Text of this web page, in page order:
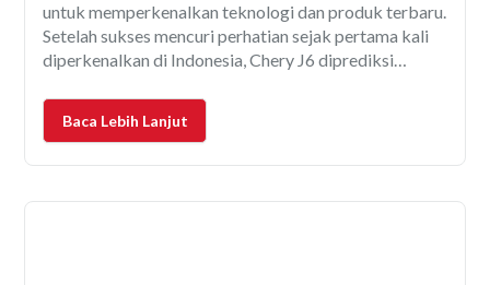
untuk memperkenalkan teknologi dan produk terbaru.
Setelah sukses mencuri perhatian sejak pertama kali
diperkenalkan di Indonesia, Chery J6 diprediksi
dikunjungi pengunjung di GIIAS 2026. Otofriends,
SUV listrik ini memang punya daya tarik yang berbeda
Baca Lebih Lanjut